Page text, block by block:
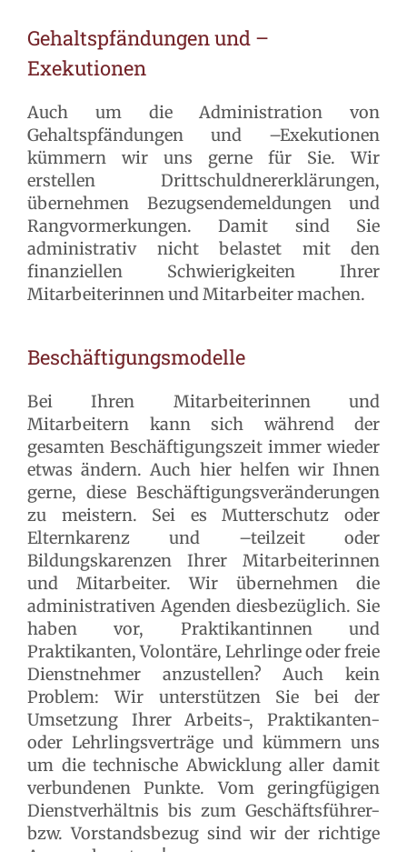
Gehaltspfändungen und –
Exekutionen
Auch um die Administration von
Gehaltspfändungen und –Exekutionen
kümmern wir uns gerne für Sie. Wir
erstellen Drittschuldnererklärungen,
übernehmen Bezugsendemeldungen und
Rangvormerkungen. Damit sind Sie
administrativ nicht belastet mit den
finanziellen Schwierigkeiten Ihrer
Mitarbeiterinnen und Mitarbeiter machen.
Beschäftigungsmodelle
Bei Ihren Mitarbeiterinnen und
Mitarbeitern kann sich während der
gesamten Beschäftigungszeit immer wieder
etwas ändern. Auch hier helfen wir Ihnen
gerne, diese Beschäftigungsveränderungen
zu meistern. Sei es Mutterschutz oder
Elternkarenz und –teilzeit oder
Bildungskarenzen Ihrer Mitarbeiterinnen
und Mitarbeiter. Wir übernehmen die
administrativen Agenden diesbezüglich. Sie
haben vor, Praktikantinnen und
Praktikanten, Volontäre, Lehrlinge oder freie
Dienstnehmer anzustellen? Auch kein
Problem: Wir unterstützen Sie bei der
Umsetzung Ihrer Arbeits-, Praktikanten-
oder Lehrlingsverträge und kümmern uns
um die technische Abwicklung aller damit
verbundenen Punkte. Vom geringfügigen
Dienstverhältnis bis zum Geschäftsführer-
bzw. Vorstandsbezug sind wir der richtige